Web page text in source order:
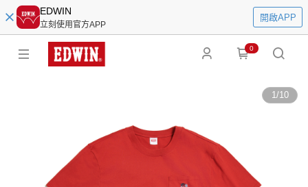
EDWIN
立刻使用官方APP
開啟APP
0
1/10